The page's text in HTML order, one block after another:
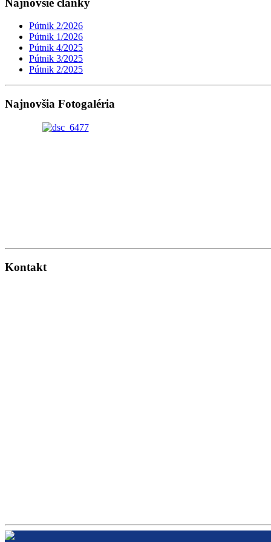
Najnovšie články
Pútnik 2/2026
Pútnik 1/2026
Pútnik 4/2025
Pútnik 3/2025
Pútnik 2/2025
Najnovšia Fotogaléria
Kontakt